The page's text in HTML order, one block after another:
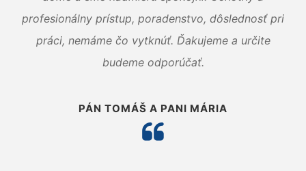
profesionálny prístup, poradenstvo, dôslednosť pri
práci, nemáme čo vytknúť. Ďakujeme a určite
budeme odporúčať.
PÁN TOMÁŠ A PANI MÁRIA